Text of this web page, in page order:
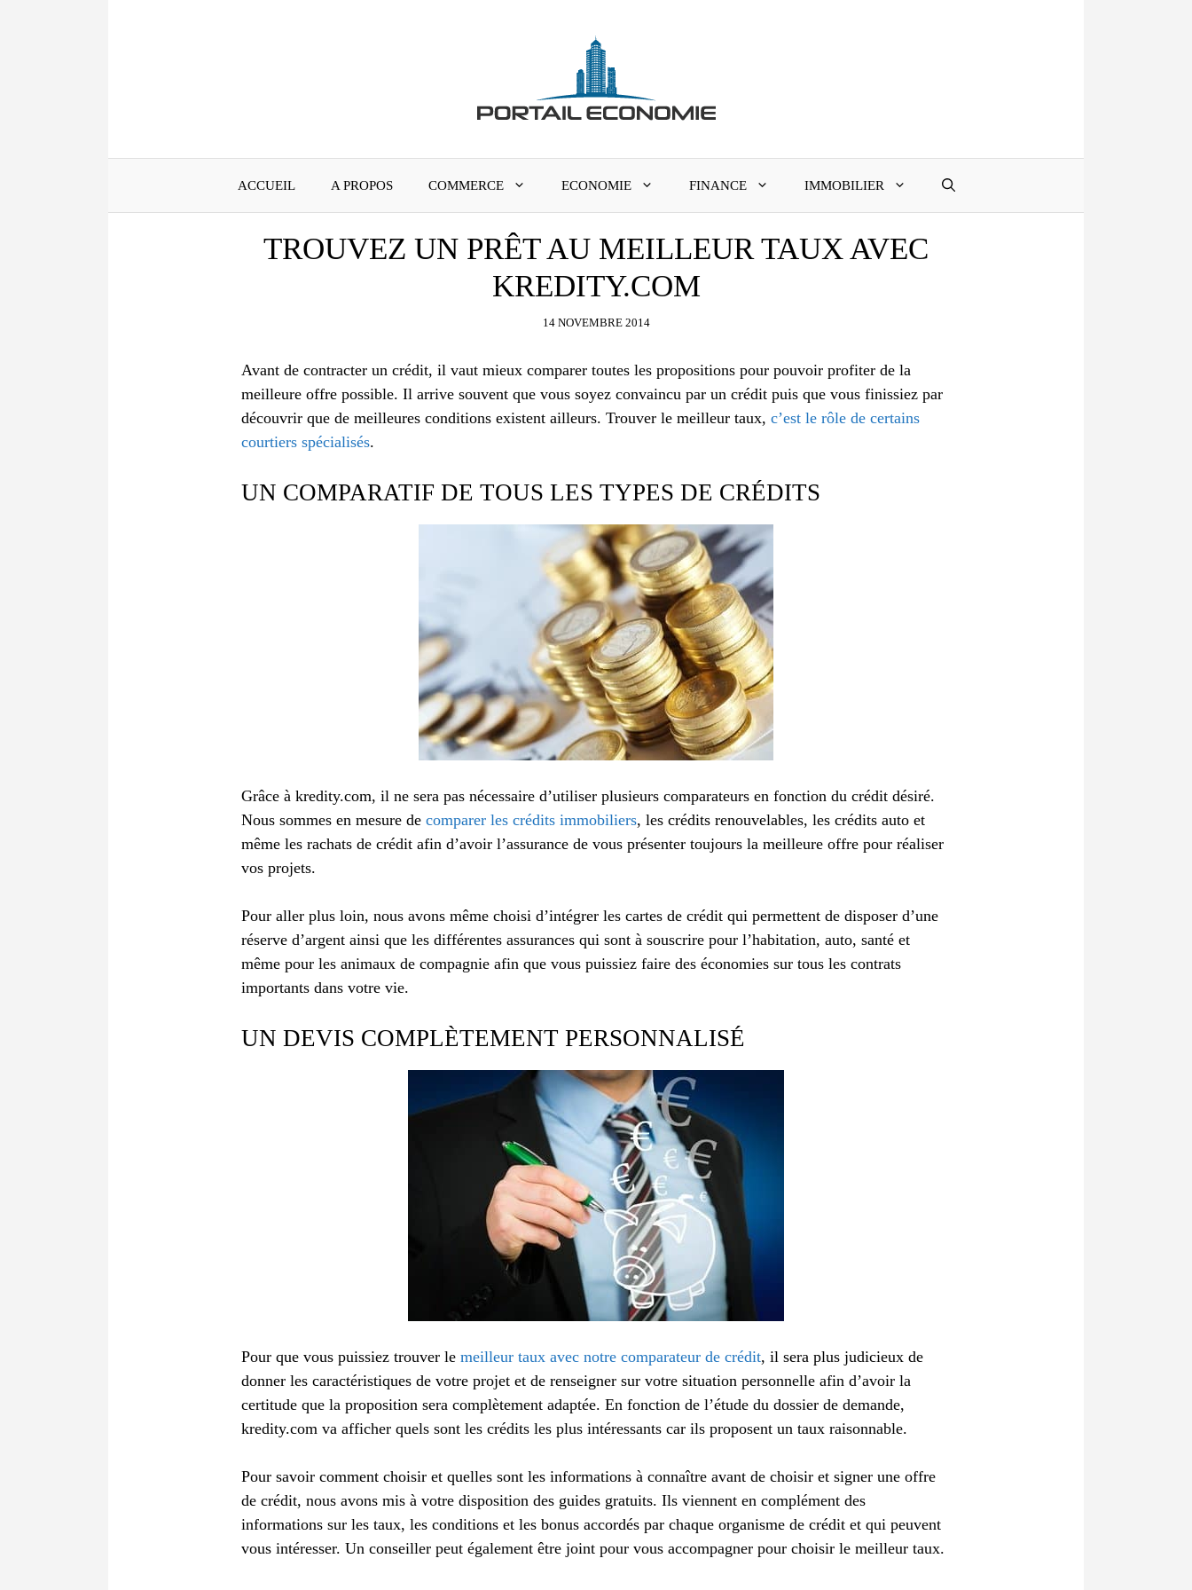
ACCUEIL A PROPOS COMMERCE ECONOMIE FINANCE IMMOBILIER
TROUVEZ UN PRÊT AU MEILLEUR TAUX AVEC
KREDITY.COM
14 NOVEMBRE 2014
Avant de contracter un crédit, il vaut mieux comparer toutes les propositions pour pouvoir profiter de la
meilleure offre possible. Il arrive souvent que vous soyez convaincu par un crédit puis que vous finissiez par
découvrir que de meilleures conditions existent ailleurs. Trouver le meilleur taux, c’est le rôle de certains
courtiers spécialisés.
UN COMPARATIF DE TOUS LES TYPES DE CRÉDITS
Grâce à kredity.com, il ne sera pas nécessaire d’utiliser plusieurs comparateurs en fonction du crédit désiré.
Nous sommes en mesure de comparer les crédits immobiliers, les crédits renouvelables, les crédits auto et
même les rachats de crédit afin d’avoir l’assurance de vous présenter toujours la meilleure offre pour réaliser
vos projets.
Pour aller plus loin, nous avons même choisi d’intégrer les cartes de crédit qui permettent de disposer d’une
réserve d’argent ainsi que les différentes assurances qui sont à souscrire pour l’habitation, auto, santé et
même pour les animaux de compagnie afin que vous puissiez faire des économies sur tous les contrats
importants dans votre vie.
UN DEVIS COMPLÈTEMENT PERSONNALISÉ
Pour que vous puissiez trouver le meilleur taux avec notre comparateur de crédit, il sera plus judicieux de
donner les caractéristiques de votre projet et de renseigner sur votre situation personnelle afin d’avoir la
certitude que la proposition sera complètement adaptée. En fonction de l’étude du dossier de demande,
kredity.com va afficher quels sont les crédits les plus intéressants car ils proposent un taux raisonnable.
Pour savoir comment choisir et quelles sont les informations à connaître avant de choisir et signer une offre
de crédit, nous avons mis à votre disposition des guides gratuits. Ils viennent en complément des
informations sur les taux, les conditions et les bonus accordés par chaque organisme de crédit et qui peuvent
vous intéresser. Un conseiller peut également être joint pour vous accompagner pour choisir le meilleur taux.